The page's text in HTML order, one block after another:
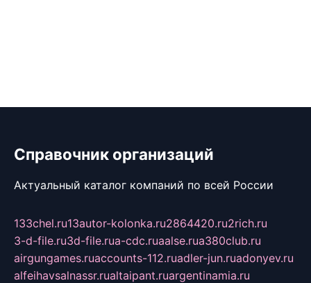
Справочник организаций
Актуальный каталог компаний по всей России
133chel.ru13autor-kolonka.ru2864420.ru2rich.ru
3-d-file.ru3d-file.rua-cdc.ruaalse.rua380club.ru
airgungames.ruaccounts-112.ruadler-jun.ruadonyev.ru
alfeihavsalnassr.rualtaipant.ruargentinamia.ru